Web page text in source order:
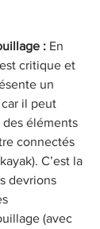
: En
critique et
un
il peut
éléments
connectés
C’est la
devrions
(avec